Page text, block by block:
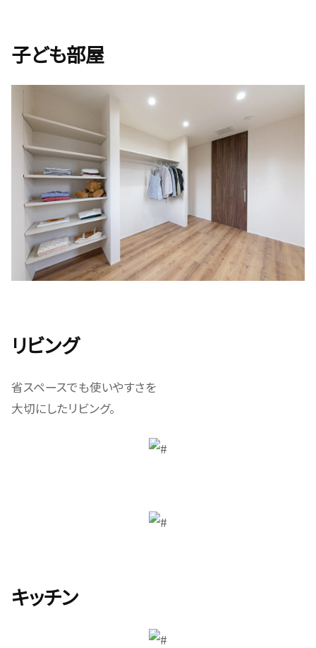
子ども部屋
リビング
省スペースでも使いやすさを
大切にしたリビング。
キッチン